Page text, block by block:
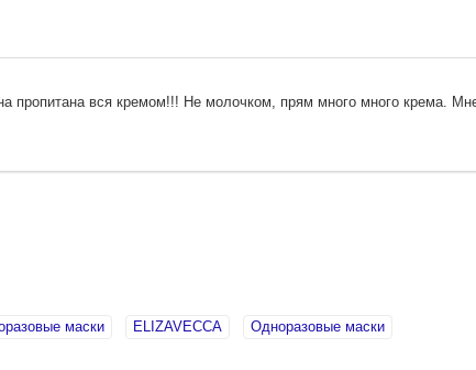
пропитана вся кремом!!! Не молочком, прям много много крема.
маски ELIZAVECCA Одноразовые маски